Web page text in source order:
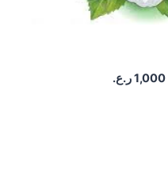
1,000ر.ع.